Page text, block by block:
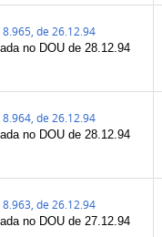
8.965, de 26.12.94
no DOU de 28.12.94
8.964, de 26.12.94
no DOU de 28.12.94
8.963, de 26.12.94
no DOU de 27.12.94